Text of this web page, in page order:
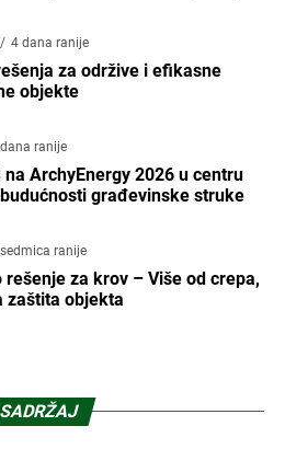
4 dana ranije
za održive i efikasne
objekte
ranije
na ArchyEnergy 2026 u centru
građevinske struke
ranije
rešenje za krov – Više od crepa,
zaštita objekta
SADRŽAJ